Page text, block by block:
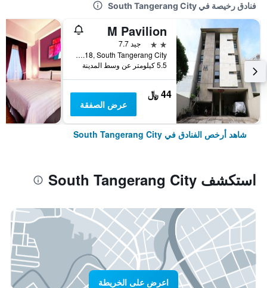
فنادق رخيصة في South Tangerang City
M Pavilion
2 نجمتين
جيد 7.7
Anggrek Loka, Blok AH no.18, South Tangerang City, إندونيسيا
5.5 كيلومتر عن وسط المدينة
44 ﷼
عرض الصفقة
شاهد أرخص الفنادق في South Tangerang City
استكشف South Tangerang City
اعرض على الخريطة